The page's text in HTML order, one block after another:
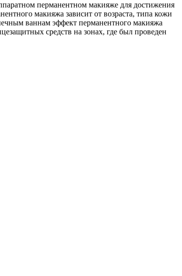
перманентном макияже для достижения
макияжа зависит от возраста, типа кожи
ваннам эффект перманентного макияжа
средств на зонах, где был проведен